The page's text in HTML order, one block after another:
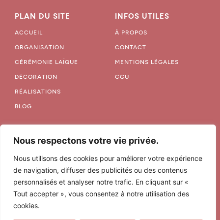
Nous respectons votre vie privée.
Nous utilisons des cookies pour améliorer votre expérience
de navigation, diffuser des publicités ou des contenus
personnalisés et analyser notre trafic. En cliquant sur «
Tout accepter », vous consentez à notre utilisation des
cookies.
PLAN DU SITE
ACCUEIL
ORGANISATION
CÉRÉMONIE LAÏQUE
DÉCORATION
RÉALISATIONS
BLOG
INFOS UTILES
À PROPOS
CONTACT
MENTIONS LÉGALES
CGU
hello@lovelifevents.fr
Agence basée à Marquillies, près de Lille.